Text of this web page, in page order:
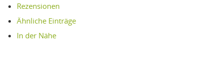
Rezensionen
Ähnliche Einträge
In der Nähe